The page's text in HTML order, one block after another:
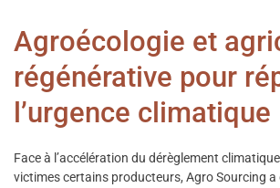
Agroécologie et
régénérative pour
l’urgence climatique
Face à l’accélération du dérèglement
victimes certains producteurs, Agro Sourcing a